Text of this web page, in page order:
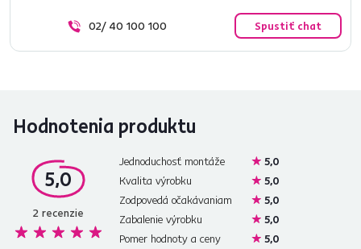
02/ 40 100 100 Spustiť chat
Hodnotenia produktu
5,0
2 recenzie
Jednoduchosť montáže
5,0
Kvalita výrobku
5,0
Zodpovedá očakávaniam
5,0
Zabalenie výrobku
5,0
Pomer hodnoty a ceny
5,0